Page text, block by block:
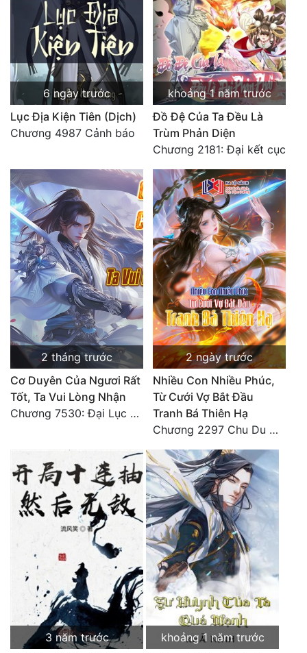
6 ngày trước
Lục Địa Kiện Tiên (Dịch)
Chương 4987 Cảnh báo
khoảng 1 năm trước
Đồ Đệ Của Ta Đều Là
Trùm Phản Diện
Chương 2181: Đại kết cục
2 tháng trước
Cơ Duyên Của Ngươi Rất
Tốt, Ta Vui Lòng Nhận
Chương 7530: Đại Lục Khởi Nguyên – Kiến Thành 71
2 ngày trước
Nhiều Con Nhiều Phúc,
Từ Cưới Vợ Bắt Đầu
Tranh Bá Thiên Hạ
Chương 2297 Chu Du Du mang thai
3 năm trước
khoảng 1 năm trước